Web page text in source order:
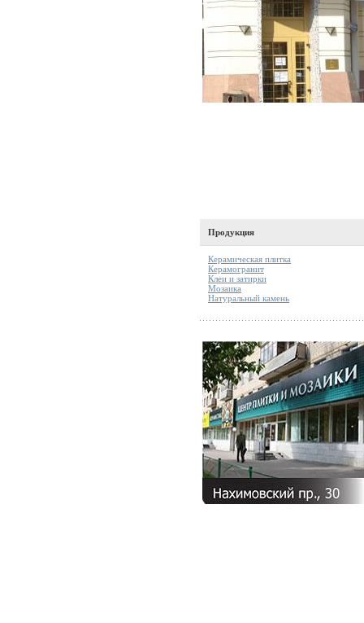
Продукция
Керамическая плитка
Керамогранит
Клеи и затирки
Мозаика
Натуральный камень